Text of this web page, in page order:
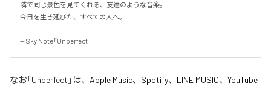
隣で同じ景色を見てくれる、友達のような音楽。
今日を生き延びた、すべての人へ。
-- Sky Note「Unperfect」
なお「Unperfect 」は、 Apple Music、 Spotify、 LINE MUSIC、 YouTube